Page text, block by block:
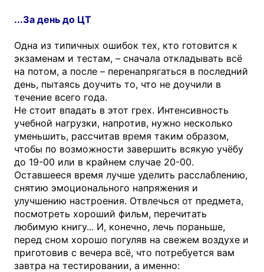
...За день до ЦТ
Одна из типичных ошибок тех, кто готовится к
экзаменам и тестам, – сначала откладывать всё
на потом, а после – перенапрягаться в последний
день, пытаясь доучить то, что не доучили в
течение всего года.
Не стоит впадать в этот грех. Интенсивность
учебной нагрузки, напротив, нужно несколько
уменьшить, рассчитав время таким образом,
чтобы по возможности завершить всякую учёбу
до 19-00 или в крайнем случае 20-00.
Оставшееся время лучше уделить расслаблению,
снятию эмоционального напряжения и
улучшению настроения. Отвлечься от предмета,
посмотреть хороший фильм, перечитать
любимую книгу... И, конечно, лечь пораньше,
перед сном хорошо погуляв на свежем воздухе и
приготовив с вечера всё, что потребуется вам
завтра на тестировании, а именно: